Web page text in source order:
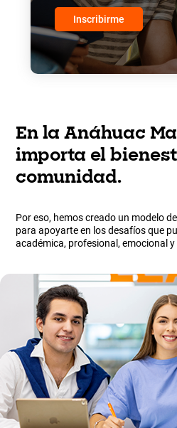
Inscribirme
En la Anáhuac
importa el
comunidad.
Por eso, hemos creado un modelo
para apoyarte en los desafíos que
académica, profesional, emocional